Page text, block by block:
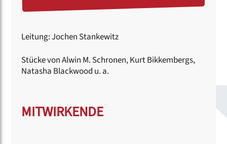
Leitung: Jochen Stankewitz
Stücke von Alwin M. Schronen, Kurt Bikkembergs,
Natasha Blackwood u. a.
MITWIRKENDE